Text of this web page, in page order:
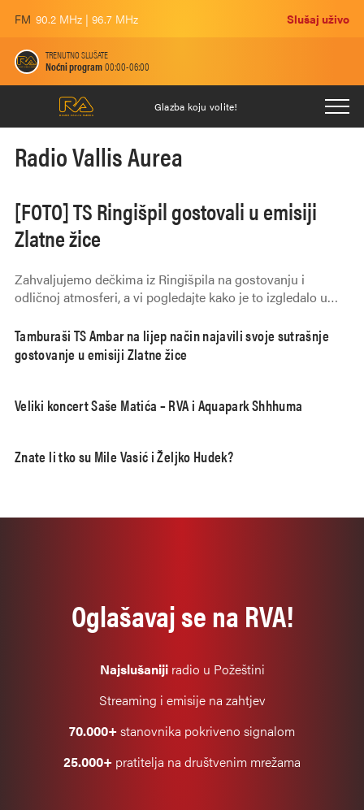
FM 90.2 MHz | 96.7 MHz Slušaj uživo
TRENUTNO SLUŠATE
Noćni program00:00-06:00
Glazba koju volite!
Radio Vallis Aurea
[FOTO] TS Ringišpil gostovali u emisiji
Zlatne žice
Zahvaljujemo dečkima iz Ringišpila na gostovanju i
odličnoj atmosferi, a vi pogledajte kako je to izgledalo u
Tamburaši TS Ambar na lijep način najavili svoje sutrašnje
gostovanje u emisiji Zlatne žice
Veliki koncert Saše Matića – RVA i Aquapark Shhhuma
Znate li tko su Mile Vasić i Željko Hudek?
Oglašavaj se na RVA!
Najslušanijiradio u Požeštini
Streaming i emisije na zahtjev
70.000+stanovnika pokriveno signalom
25.000+ pratitelja na društvenim mrežama